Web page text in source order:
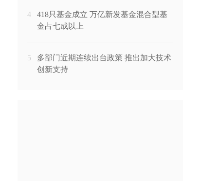
4
418只基金成立 万亿新发基金混合型基
金占七成以上
5
多部门近期连续出台政策 推出加大技术
创新支持